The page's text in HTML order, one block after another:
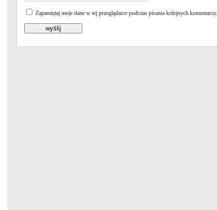
Zapamiętaj moje dane w tej przeglądarce podczas pisania kolejnych komentarzy.